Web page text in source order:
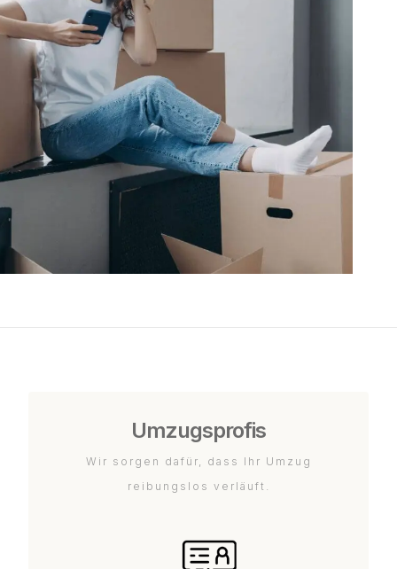
Umzugsprofis
Wir sorgen dafür, dass Ihr Umzug
reibungslos verläuft.